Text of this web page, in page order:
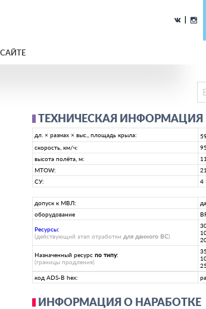
ТЕХНИЧЕСКАЯ ИНФОРМАЦИЯ
дл. × размах × выс., площадь крыла:
скорость, км/ч:
высота полёта, м:
MTOW:
СУ:
4
допуск к МВЛ:
да
оборудование
Ресурсы:
(действующий этап отработки для данного ВС)
Назначенный ресурс по типу:
(границы продления)
код ADS-B hex:
ИНФОРМАЦИЯ О НАРАБОТКЕ